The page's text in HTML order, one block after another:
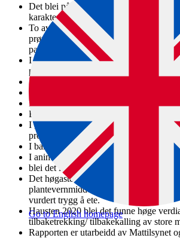
Go to English homepage
Det blei påvist restar av
karakteriserte som overskridingar.
To av prøvene med overskridingar
prøve av sharon-frukt kom frå EU/
pasjonsfrukt, ris, te, timian og tomat)
I det totale overvakingsprogrammet
plantevernmiddelrestar.
For frukt blei det påvist restar av
For bær blei det påvist restar av
For grønsaker blei det påvist restar av
For urter blei det påvist restar av
I økologiske produkt blei det påvist
produksjon i to av 167prøver.
I barnemat blei det ikkje påvist restar
I animalske produkt (feitt frå fjørfe og
blei det ikkje påvist restar av
Det høgaste talet funn i ein og same
plantevernmiddel. Berekningsmodell
vurdert trygg å ete.
Hausten 2020 blei det funne høge
tilbaketrekking/ tilbakekalling av store
Rapporten er utarbeidd av Mattilsynet